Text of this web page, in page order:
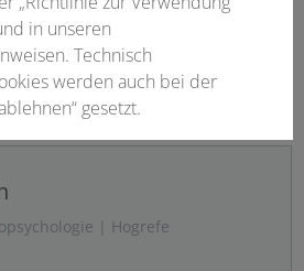
2025
| Hogrefe
in unseren
Technisch
werden auch bei der
gesetzt.